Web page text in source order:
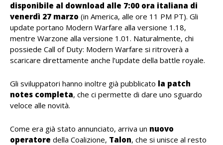
disponibile al download alle 7:00 ora italiana di
venerdì 27 marzo (in America, alle ore 11 PM PT). Gli
update portano Modern Warfare alla versione 1.18,
mentre Warzone alla versione 1.01. Naturalmente, chi
possiede Call of Duty: Modern Warfare si ritroverà a
scaricare direttamente anche l’update della battle royale.
Gli sviluppatori hanno inoltre già pubblicato la patch
notes completa, che ci permette di dare uno sguardo
veloce alle novità.
Come era già stato annunciato, arriva un nuovo
operatore della Coalizione, Talon, che si unisce al resto